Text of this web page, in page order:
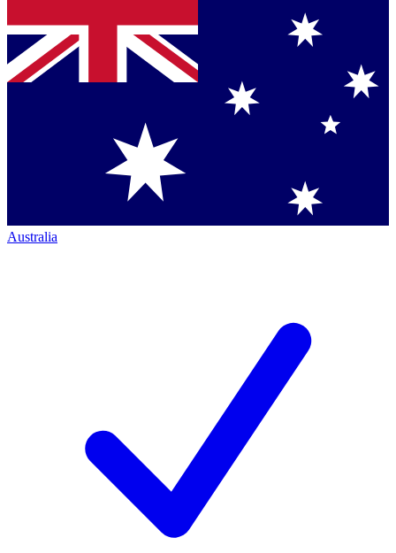
Australia